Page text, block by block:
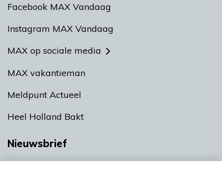
Facebook MAX Vandaag
Instagram MAX Vandaag
MAX op sociale media
MAX vakantieman
Meldpunt Actueel
Heel Holland Bakt
Nieuwsbrief